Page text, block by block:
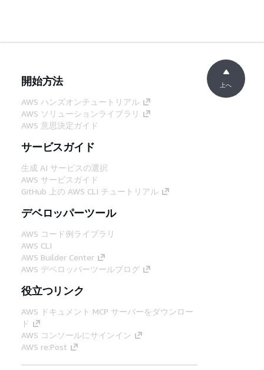
開始方法
AWS ハンズオンチュートリアル
AWS ソリューションライブラリ
AWS 意思決定ガイド
サービスガイド
生成 AI サービスの選択
AWS サービスガイド
GitHub 上の AWS CLI チュートリアル
デベロッパーツール
AWS コード例ライブラリ
AWS CLI
AWS Builder Center
AWS デベロッパーツールブログ
役立つリンク
AWS ドキュメント MCP サーバーをダウンロー
ド
AWS コンソールにサインイン
AWS re:Post
上へ